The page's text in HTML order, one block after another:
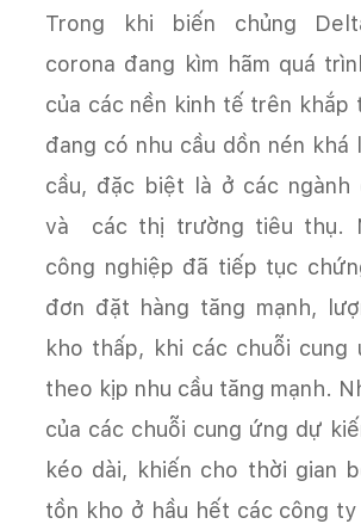
Trong khi biến chủng
corona đang kìm hãm quá
của các nền kinh tế trên khắp
đang có nhu cầu dồn nén khá
cầu, đặc biệt là ở các ngành
và các thị trường tiêu thụ.
công nghiệp đã tiếp tục
đơn đặt hàng tăng mạnh,
kho thấp, khi các chuỗi cung
theo kịp nhu cầu tăng mạnh.
của các chuỗi cung ứng dự
kéo dài, khiến cho thời gian
tồn kho ở hầu hết các công